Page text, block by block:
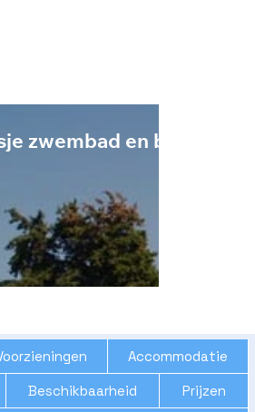
zwembad en barbecue
Accommodatie
Beschikbaarheid
Prijzen